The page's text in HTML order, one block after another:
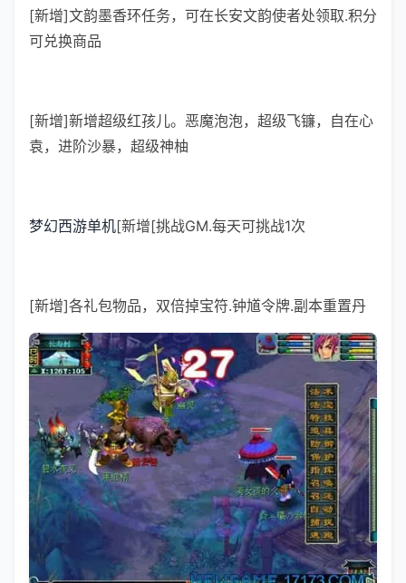
[新增]文韵墨香环任务，可在长安文韵使者处领取.积分
可兑换商品
[新增]新增超级红孩儿。恶魔泡泡，超级飞镰，自在心
袁，进阶沙暴，超级神柚
梦幻西游单机[新增[挑战GM.每天可挑战1次
[新增]各礼包物品，双倍掉宝符.钟馗令牌.副本重置丹